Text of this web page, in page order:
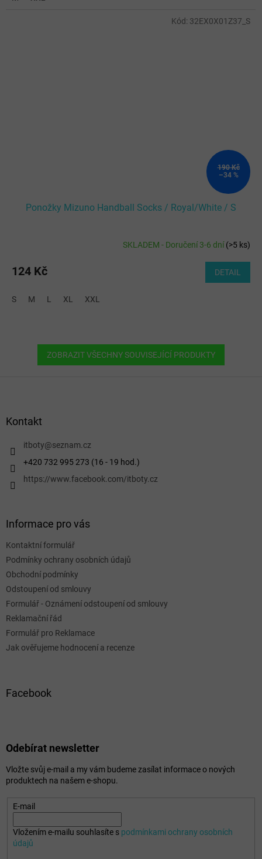
190 Kč
–34 %
Ponožky Mizuno Handball Socks / Royal/White / S
SKLADEM - Doručení 3-6 dní(>5 ks)
124 Kč DETAIL
S M L XL XXL
Kód: 32EX0X01Z37_S
ZOBRAZIT VŠECHNY SOUVISEJÍCÍ PRODUKTY
Kontakt
itboty@seznam.cz
+420 732 995 273 (16 - 19 hod.)
https://www.facebook.com/itboty.cz
Informace pro vás
Kontaktní formulář
Podmínky ochrany osobních údajů
Obchodní podmínky
Odstoupení od smlouvy
Formulář - Oznámení odstoupení od smlouvy
Reklamační řád
Formulář pro Reklamace
Jak ověřujeme hodnocení a recenze
Facebook
Odebírat newsletter
Vložte svůj e-mail a my vám budeme zasílat informace o nových
produktech na našem e-shopu.
E-mail
Vložením e-mailu souhlasíte s podmínkami ochrany osobních
údajů